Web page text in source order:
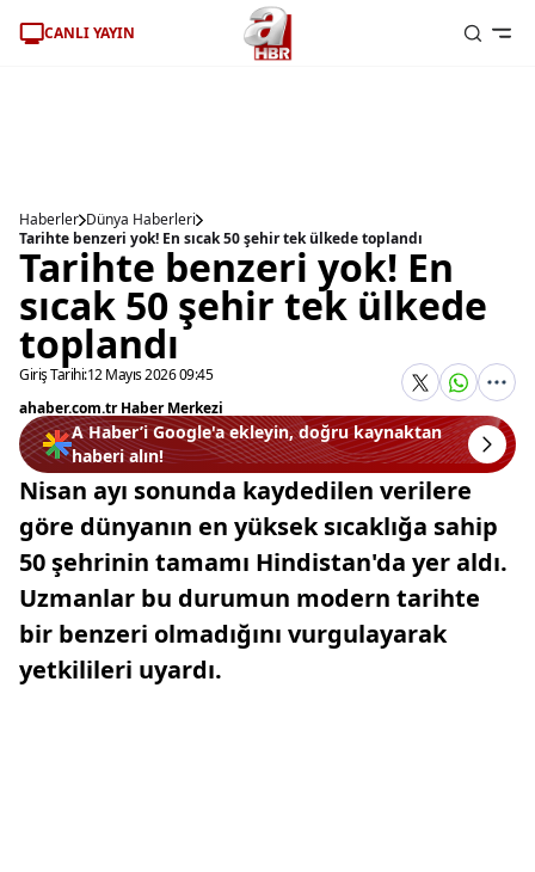
CANLI YAYIN
Haberler Dünya Haberleri
Tarihte benzeri yok! En sıcak 50 şehir tek ülkede toplandı
Tarihte benzeri yok! En
sıcak 50 şehir tek ülkede
toplandı
Giriş Tarihi:12 Mayıs 2026 09:45
ahaber.com.tr Haber Merkezi
A Haber’i Google'a ekleyin, doğru kaynaktan
haberi alın!
Nisan ayı sonunda kaydedilen verilere
göre dünyanın en yüksek sıcaklığa sahip
50 şehrinin tamamı Hindistan'da yer aldı.
Uzmanlar bu durumun modern tarihte
bir benzeri olmadığını vurgulayarak
yetkilileri uyardı.